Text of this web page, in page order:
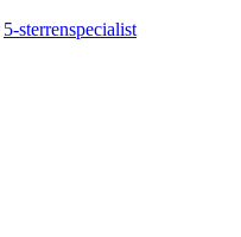
5-sterrenspecialist